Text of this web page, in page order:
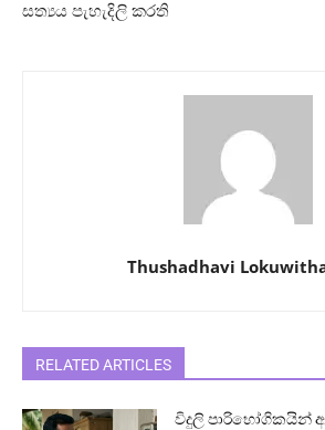
සත්‍යය පැහැදිලි කරති
Thushadhavi
RELATED ARTICLES
විදුලි පාරිභෝගිකයින්